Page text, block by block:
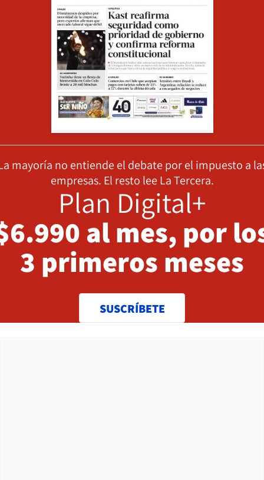
mayoría no entiende el debate por el impuesto a
empresas. El resto lee La Tercera.
Plan Digital+
al mes, por
3 primeros meses
SUSCRÍBETE